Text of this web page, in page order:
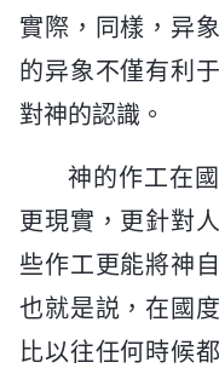
實際，同樣，异
的异象不僅有利
對神的認識。
神的作工在
更現實，更針對
些作工更能將神
也就是説，在國
比以往任何時候